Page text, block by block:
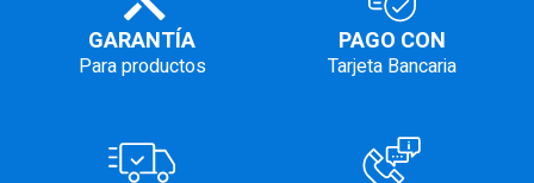
GARANTÍA
Para productos
PAGO CON
Tarjeta Bancaria